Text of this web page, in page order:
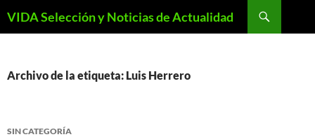
VIDA Selección y Noticias de Actualidad
Archivo de la etiqueta: Luis Herrero
SIN CATEGORÍA